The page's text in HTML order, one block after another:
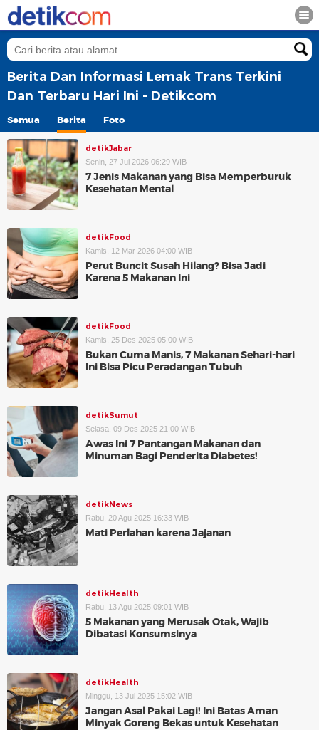
Berita Dan Informasi Lemak Trans Terkini
Dan Terbaru Hari Ini - Detikcom
Semua Berita Foto
detikJabar
Senin, 27 Jul 2026 06:29 WIB
7 Jenis Makanan yang Bisa Memperburuk
Kesehatan Mental
detikFood
Kamis, 12 Mar 2026 04:00 WIB
Perut Buncit Susah Hilang? Bisa Jadi
Karena 5 Makanan Ini
detikFood
Kamis, 25 Des 2025 05:00 WIB
Bukan Cuma Manis, 7 Makanan Sehari-hari
Ini Bisa Picu Peradangan Tubuh
detikSumut
Selasa, 09 Des 2025 21:00 WIB
Awas Ini 7 Pantangan Makanan dan
Minuman Bagi Penderita Diabetes!
detikNews
Rabu, 20 Agu 2025 16:33 WIB
Mati Perlahan karena Jajanan
detikHealth
Rabu, 13 Agu 2025 09:01 WIB
5 Makanan yang Merusak Otak, Wajib
Dibatasi Konsumsinya
detikHealth
Minggu, 13 Jul 2025 15:02 WIB
Jangan Asal Pakai Lagi! Ini Batas Aman
Minyak Goreng Bekas untuk Kesehatan